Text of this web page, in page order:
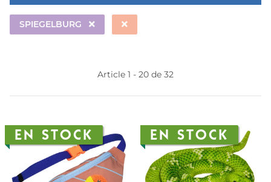
SPIEGELBURG
Article 1 - 20 de 32
EN STOCK EN STOCK